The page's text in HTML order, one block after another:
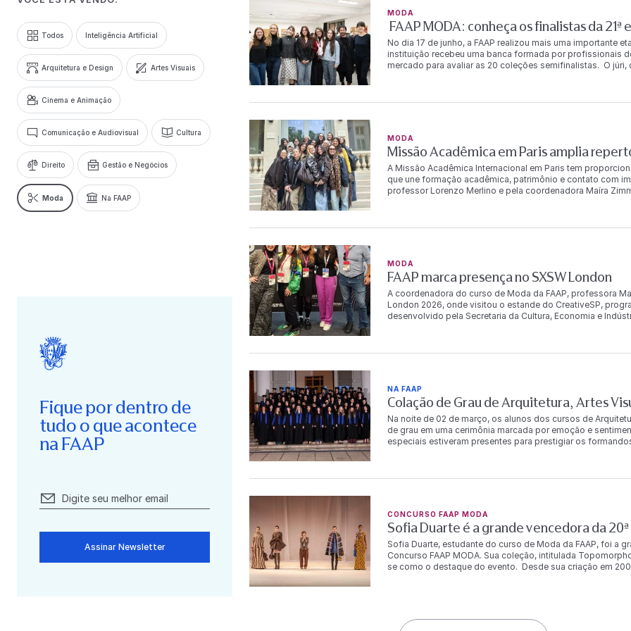
Todos Inteligência Artificial
Arquitetura e Design Artes Visuais
Cinema e Animação
Comunicação e Audiovisual Cultura
Direito Gestão e Negócios
Moda Na FAAP
Fique por dentro de
tudo o que acontece
na FAAP
Assinar Newsletter
MODA
FAAP MODA: conheça os finalistas da 21ª
No dia 17 de junho, a FAAP realizou mais uma importante
instituição recebeu uma banca formada por profissionais
mercado para avaliar as 20 coleções semifinalistas. O
coleções. Confira os alunos finalistas e os temas de suas
talentos e estimular a experimentação criativa, o Concurso
plataforma para a formação e projeção de jovens
os participantes pela qualidade e originalidade dos
próxima fase da
MODA
Missão Acadêmica em Paris amplia
A Missão Acadêmica Internacional em Paris tem
que une formação acadêmica, patrimônio e contato com
professor Lorenzo Merlino e pela coordenadora Maíra
incluiu ainda visitas ao Musée des Arts Décoratifs e ao
exposição Une journée au XVIIIᵉ siècle, chronique d’un
material da França no século XVIII. Já no segundo, a
refletir sobre a permanência e a releitura das referências
programação, as alunas vivenciam experiências que
instituições, profissionais e acervos internacionais,
MODA
FAAP marca presença no SXSW London
A coordenadora do curso de Moda da FAAP, professora
London 2026, onde visitou o estande do CreativeSP,
desenvolvido pela Secretaria da Cultura, Economia e
polos criativos do
NA FAAP
Colação de Grau de Arquitetura, Artes
Na noite de 02 de março, os alunos dos cursos de
de grau em uma cerimônia marcada por emoção e
especiais estiveram presentes para prestigiar os
CONCURSO FAAP MODA
Sofia Duarte é a grande vencedora da
Sofia Duarte, estudante do curso de Moda da FAAP, foi a
Concurso FAAP MODA. Sua coleção, intitulada
se como o destaque do evento. Desde sua criação em
anteriores, consigo imaginar um futuro na moda. Isso me